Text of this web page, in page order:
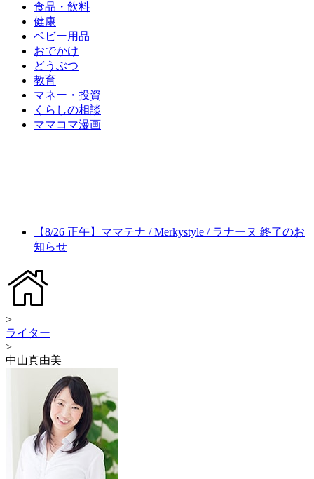
食品・飲料
健康
ベビー用品
おでかけ
どうぶつ
教育
マネー・投資
くらしの相談
ママコマ漫画
【8/26 正午】ママテナ / Merkystyle / ラナーヌ 終了のお
知らせ
>
ライター
>
中山真由美